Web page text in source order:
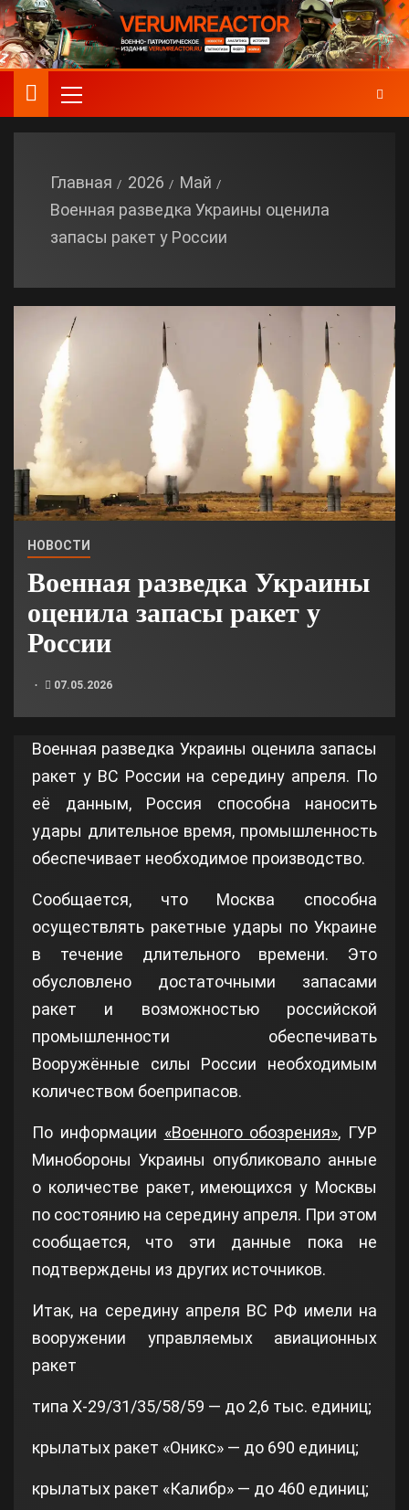
Главная 2026
Май
Военная разведка Украины оценила
запасы ракет у России
НОВОСТИ
Военная разведка Украины
оценила запасы ракет у
России
07.05.2026
Военная разведка Украины оценила запасы
ракет у ВС России на середину апреля. По
её данным, Россия способна наносить
удары длительное время, промышленность
обеспечивает необходимое производство.
Сообщается, что Москва способна
осуществлять ракетные удары по Украине
в течение длительного времени. Это
обусловлено достаточными запасами
ракет и возможностью российской
промышленности обеспечивать
Вооружённые силы России необходимым
количеством боеприпасов.
По информации «Военного обозрения», ГУР
Минобороны Украины опубликовало анные
о количестве ракет, имеющихся у Москвы
по состоянию на середину апреля. При этом
сообщается, что эти данные пока не
подтверждены из других источников.
Итак, на середину апреля ВС РФ имели на
вооружении управляемых авиационных
ракет
типа Х-29/31/35/58/59 — до 2,6 тыс. единиц;
крылатых ракет «Оникс» — до 690 единиц;
крылатых ракет «Калибр» — до 460 единиц;